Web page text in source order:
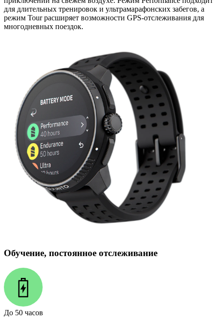
для длительных тренировок и ультрамарафонских забегов, а
режим Tour расширяет возможности GPS-отслеживания для
многодневных поездок.
Обучение, постоянное отслеживание
До 50 часов